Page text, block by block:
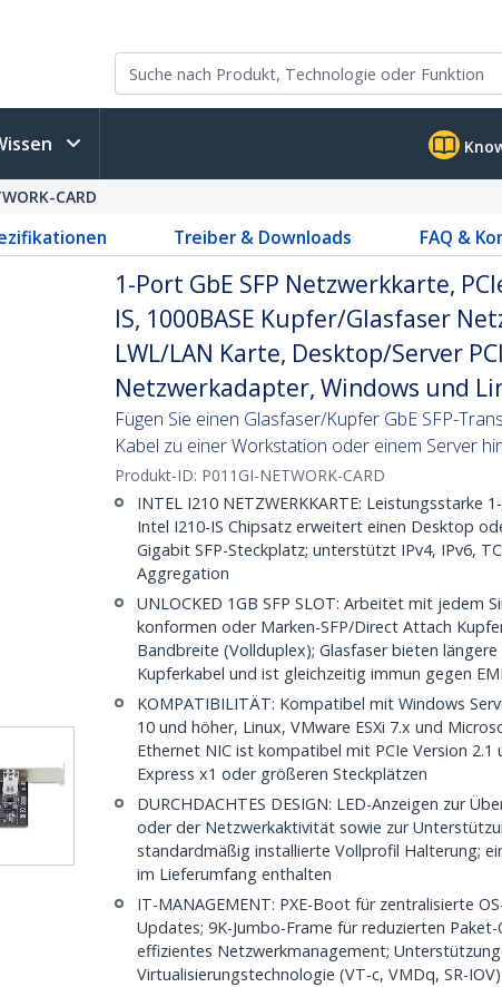
CARD
Treiber & Downloads FAQ &
1-Port GbE SFP Netzwerkkarte,
IS, 1000BASE Kupfer/Glasfaser
LWL/LAN Karte, Desktop/Server
Netzwerkadapter, Windows und
Fügen Sie einen Glasfaser/Kupfer GbE SFP-
Kabel zu einer Workstation oder einem Server
Produkt-ID: P011GI-NETWORK-CARD
INTEL I210 NETZWERKKARTE: Leistungsstarke
Intel I210-IS Chipsatz erweitert einen Desktop
Gigabit SFP-Steckplatz; unterstützt IPv4, IPv6,
Aggregation
UNLOCKED 1GB SFP SLOT: Arbeitet mit jedem
konformen oder Marken-SFP/Direct Attach
Bandbreite (Vollduplex); Glasfaser bieten längere
Kupferkabel und ist gleichzeitig immun gegen EMI
KOMPATIBILITÄT: Kompatibel mit Windows
10 und höher, Linux, VMware ESXi 7.x und
Ethernet NIC ist kompatibel mit PCIe Version 2.1
Express x1 oder größeren Steckplätzen
DURCHDACHTES DESIGN: LED-Anzeigen zur
oder der Netzwerkaktivität sowie zur
standardmäßig installierte Vollprofil Halterung;
im Lieferumfang enthalten
IT-MANAGEMENT: PXE-Boot für zentralisierte
Updates; 9K-Jumbo-Frame für reduzierten
effizientes Netzwerkmanagement;
Virtualisierungstechnologie (VT-c, VMDq, SR-IOV)